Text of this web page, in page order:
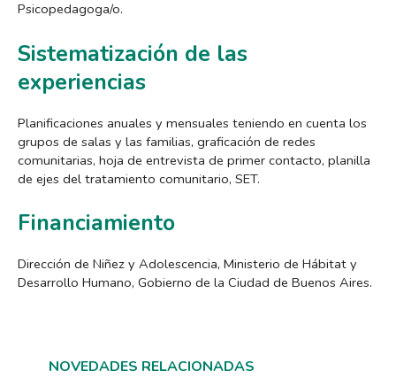
Psicopedagoga/o.
Sistematización de las
experiencias
Planificaciones anuales y mensuales teniendo en cuenta los
grupos de salas y las familias, graficación de redes
comunitarias, hoja de entrevista de primer contacto, planilla
de ejes del tratamiento comunitario, SET.
Financiamiento
Dirección de Niñez y Adolescencia, Ministerio de Hábitat y
Desarrollo Humano, Gobierno de la Ciudad de Buenos Aires.
NOVEDADES RELACIONADAS